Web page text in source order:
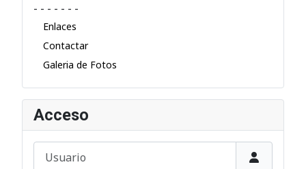
- - - - - - -
Enlaces
Contactar
Galeria de Fotos
Acceso